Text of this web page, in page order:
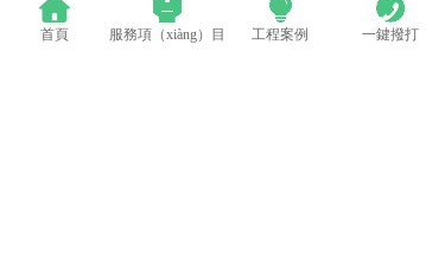
首頁 服務項（xiàng）目 工程案例 一鍵撥打